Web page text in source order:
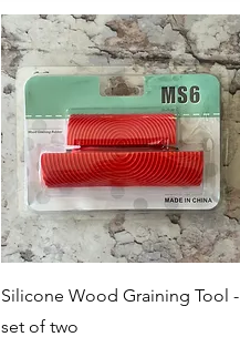
Aperçu rapide
Silicone Wood Graining Tool -
set of two